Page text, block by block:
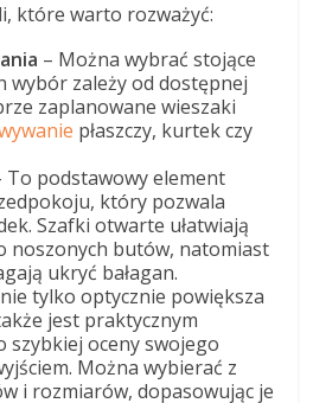
które warto rozważyć:
– Można wybrać stojące
wybór zależy od dostępnej
zaplanowane wieszaki
płaszczy, kurtek czy
To podstawowy element
który pozwala
Szafki otwarte ułatwiają
noszonych butów, natomiast
ukryć bałagan.
tylko optycznie powiększa
jest praktycznym
szybkiej oceny swojego
Można wybierać z
i rozmiarów, dopasowując je